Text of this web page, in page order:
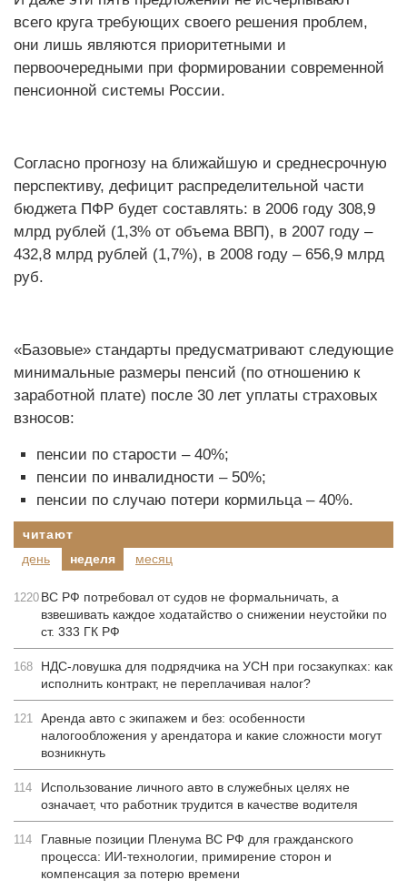
всего круга требующих своего решения проблем,
они лишь являются приоритетными и
первоочередными при формировании современной
пенсионной системы России.
Согласно прогнозу на ближайшую и среднесрочную
перспективу, дефицит распределительной части
бюджета ПФР будет составлять: в 2006 году 308,9
млрд рублей (1,3% от объема ВВП), в 2007 году –
432,8 млрд рублей (1,7%), в 2008 году – 656,9 млрд
руб.
«Базовые» стандарты предусматривают следующие
минимальные размеры пенсий (по отношению к
заработной плате) после 30 лет уплаты страховых
взносов:
пенсии по старости – 40%;
пенсии по инвалидности – 50%;
пенсии по случаю потери кормильца – 40%.
читают
день
неделя месяц
1220 ВС РФ потребовал от судов не формальничать, а
взвешивать каждое ходатайство о снижении неустойки по
ст. 333 ГК РФ
168
НДС-ловушка для подрядчика на УСН при госзакупках: как
исполнить контракт, не переплачивая налог?
121 Аренда авто с экипажем и без: особенности
налогообложения у арендатора и какие сложности могут
возникнуть
114
Использование личного авто в служебных целях не
означает, что работник трудится в качестве водителя
114
Главные позиции Пленума ВС РФ для гражданского
процесса: ИИ-технологии, примирение сторон и
компенсация за потерю времени